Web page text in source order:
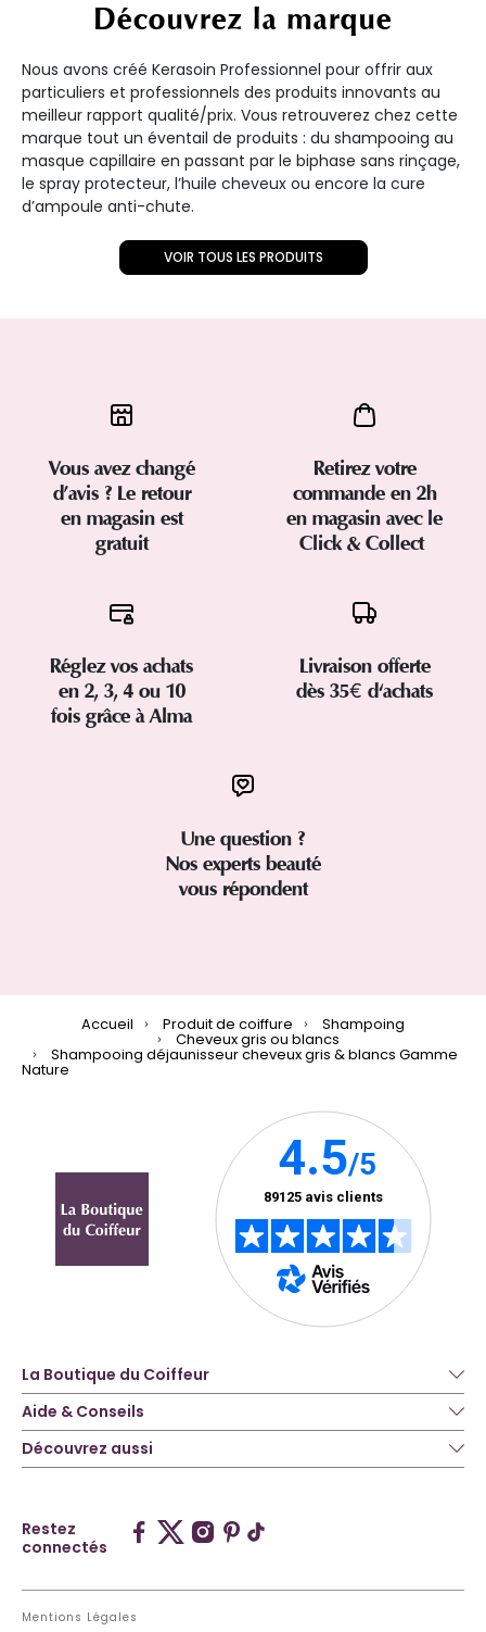
Découvrez la marque
Nous avons créé Kerasoin Professionnel pour offrir aux
particuliers et professionnels des produits innovants au
meilleur rapport qualité/prix. Vous retrouverez chez cette
marque tout un éventail de produits : du shampooing au
masque capillaire en passant par le biphase sans rinçage,
le spray protecteur, l’huile cheveux ou encore la cure
d’ampoule anti-chute.
VOIR TOUS LES PRODUITS
Vous avez changé
d’avis ? Le retour
en magasin est
gratuit
Retirez votre
commande en 2h
en magasin avec le
Click & Collect
Réglez vos achats
en 2, 3, 4 ou 10
fois grâce à Alma
Livraison offerte
dès 35€ d'achats
Une question ?
Nos experts beauté
vous répondent
Accueil Produit de coiffure Shampoing
Cheveux gris ou blancs
Shampooing déjaunisseur cheveux gris & blancs Gamme
Nature
La Boutique du Coiffeur
Aide & Conseils
Découvrez aussi
Restez
connectés
Mentions Légales